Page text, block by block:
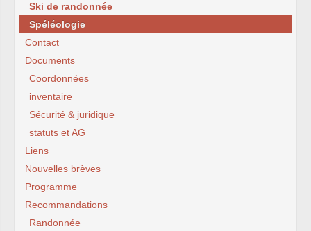
Ski de randonnée
Spéléologie
Contact
Documents
Coordonnées
inventaire
Sécurité & juridique
statuts et AG
Liens
Nouvelles brèves
Programme
Recommandations
Randonnée